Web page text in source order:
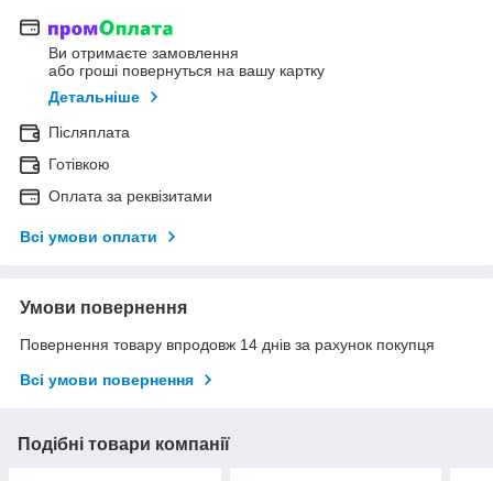
Ви отримаєте замовлення
або гроші повернуться на вашу картку
Детальніше
Післяплата
Готівкою
Оплата за реквізитами
Всі умови оплати
Умови повернення
Повернення товару впродовж 14 днів за рахунок покупця
Всі умови повернення
Подібні товари компанії